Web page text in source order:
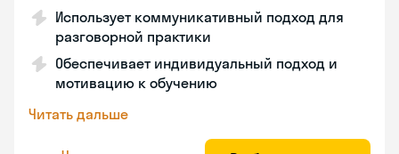
Использует коммуникативный подход для
разговорной практики
Обеспечивает индивидуальный подход и
мотивацию к обучению
Читать дальше